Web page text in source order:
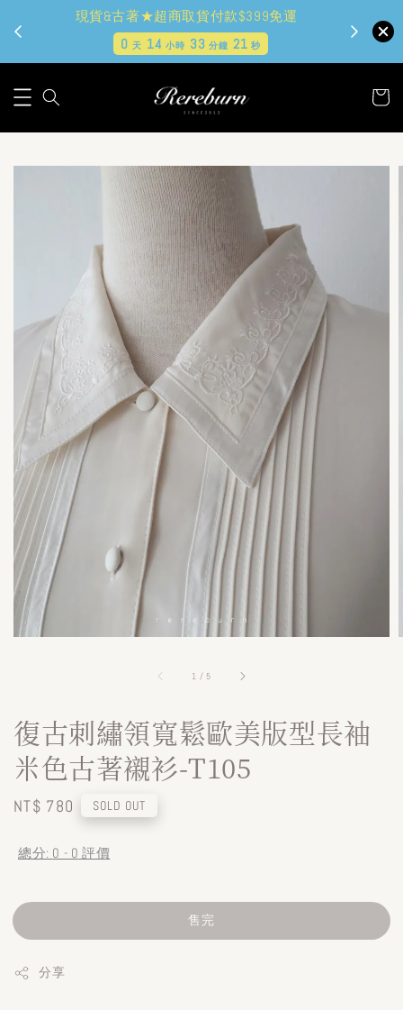
現貨&古著★超商取貨付款$399免運
0 天 14 小時 33 分鐘 20秒
1 /5
復古刺繡領寬鬆歐美版型長袖
米色古著襯衫-T105
Regular
NT$ 780 SOLD OUT
總分: 0 - 0 評價
售完
分享